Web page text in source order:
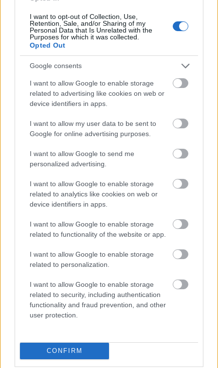
I want to opt-out of Collection, Use,
Retention, Sale, and/or Sharing of my
Personal Data that Is Unrelated with the
Purposes for which it was collected.
Opted Out
Google consents
I want to allow Google to enable storage
related to advertising like cookies on web or
device identifiers in apps.
I want to allow my user data to be sent to
Google for online advertising purposes.
I want to allow Google to send me
personalized advertising.
I want to allow Google to enable storage
related to analytics like cookies on web or
device identifiers in apps.
I want to allow Google to enable storage
related to functionality of the website or app.
I want to allow Google to enable storage
related to personalization.
I want to allow Google to enable storage
related to security, including authentication
functionality and fraud prevention, and other
user protection.
CONFIRM
továbbképzésekkel erősít a Gál Ferenc
Egyetem
A lakosságra is fontos szerep hárul a szúnyoginvázió
Folytatódik a szúnyogírtás szerte az országban. Az ázsiai
tigrisszúnyog a vízhiány ellenére is talál szaporodási helyet a
vödrökben, gyermekjátékokban.
Országos hírek
emberiség a Föld egész évre elegendő erőforrásait
Ma van idén a túlfogyasztás világnapja: az emberiség eddigre
bolygónk egy év alatt képes megújítani. Ettől a naptól kezdve
ökológiai értelemben már „hitelből élünk” – hívta fel a figyelmet
közleményében a WWF Magyarország.
HIRDETÉS
HIRDETÉS
HIRDETÉS
LEGOLVASOTTABB
Indul a diákok pénzügyi ismereteit